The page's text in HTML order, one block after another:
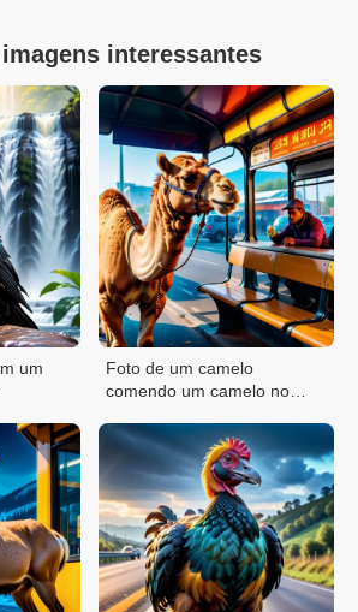
interessantes
um
Foto de um camelo
comendo um camelo no